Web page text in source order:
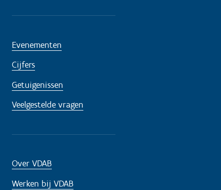
Evenementen
Cijfers
Getuigenissen
Veelgestelde vragen
Over VDAB
Werken bij VDAB